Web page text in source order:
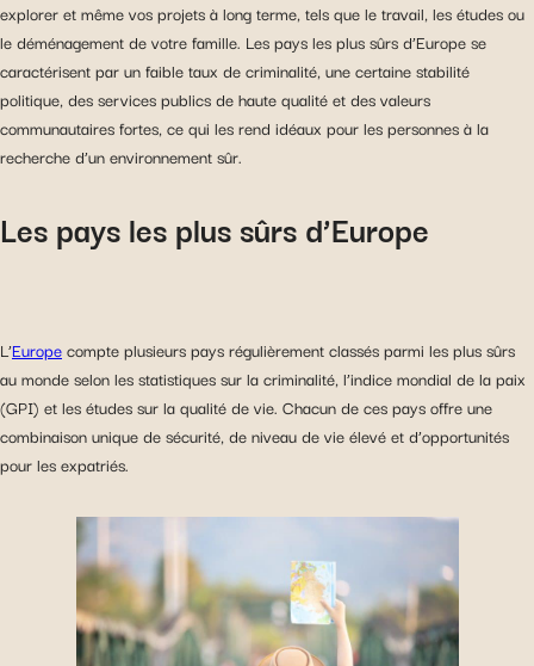
explorer et même vos projets à long terme, tels que le travail, les études ou
le déménagement de votre famille. Les pays les plus sûrs d’Europe se
caractérisent par un faible taux de criminalité, une certaine stabilité
politique, des services publics de haute qualité et des valeurs
communautaires fortes, ce qui les rend idéaux pour les personnes à la
recherche d’un environnement sûr.
Les pays les plus sûrs d’Europe
L’Europecompte plusieurs pays régulièrement classés parmi les plus sûrs
au monde selon les statistiques sur la criminalité, l’indice mondial de la paix
(GPI) et les études sur la qualité de vie. Chacun de ces pays offre une
combinaison unique de sécurité, de niveau de vie élevé et d’opportunités
pour les expatriés.